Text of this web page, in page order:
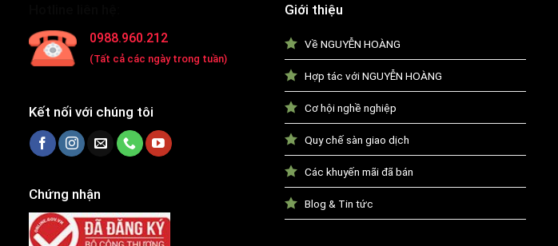
0988.960.212
(Tất cả các ngày trong tuần)
Kết nối với chúng tôi
Chứng nhận
Giới thiệu
Về NGUYỄN HOÀNG
Hợp tác với NGUYỄN HOÀNG
Cơ hội nghề nghiệp
Quy chế sàn giao dịch
Các khuyến mãi đã bán
Blog & Tin tức